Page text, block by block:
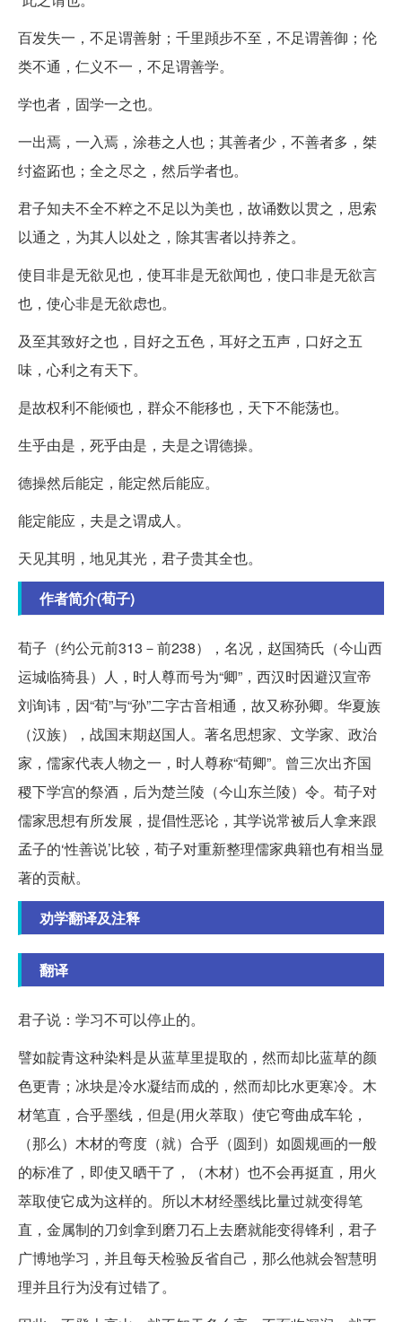
百发失一，不足谓善射；千里蹞步不至，不足谓善御；伦
类不通，仁义不一，不足谓善学。
学也者，固学一之也。
一出焉，一入焉，涂巷之人也；其善者少，不善者多，桀
纣盗跖也；全之尽之，然后学者也。
君子知夫不全不粹之不足以为美也，故诵数以贯之，思索
以通之，为其人以处之，除其害者以持养之。
使目非是无欲见也，使耳非是无欲闻也，使口非是无欲言
也，使心非是无欲虑也。
及至其致好之也，目好之五色，耳好之五声，口好之五
味，心利之有天下。
是故权利不能倾也，群众不能移也，天下不能荡也。
生乎由是，死乎由是，夫是之谓德操。
德操然后能定，能定然后能应。
能定能应，夫是之谓成人。
天见其明，地见其光，君子贵其全也。
作者简介(荀子)
荀子（约公元前313－前238），名况，赵国猗氏（今山西
运城临猗县）人，时人尊而号为“卿”，西汉时因避汉宣帝
刘询讳，因“荀”与“孙”二字古音相通，故又称孙卿。华夏族
（汉族），战国末期赵国人。著名思想家、文学家、政治
家，儒家代表人物之一，时人尊称“荀卿”。曾三次出齐国
稷下学宫的祭酒，后为楚兰陵（今山东兰陵）令。荀子对
儒家思想有所发展，提倡性恶论，其学说常被后人拿来跟
孟子的‘性善说’比较，荀子对重新整理儒家典籍也有相当显
著的贡献。
劝学翻译及注释
翻译
君子说：学习不可以停止的。
譬如靛青这种染料是从蓝草里提取的，然而却比蓝草的颜
色更青；冰块是冷水凝结而成的，然而却比水更寒冷。木
材笔直，合乎墨线，但是(用火萃取）使它弯曲成车轮，
（那么）木材的弯度（就）合乎（圆到）如圆规画的一般
的标准了，即使又晒干了，（木材）也不会再挺直，用火
萃取使它成为这样的。所以木材经墨线比量过就变得笔
直，金属制的刀剑拿到磨刀石上去磨就能变得锋利，君子
广博地学习，并且每天检验反省自己，那么他就会智慧明
理并且行为没有过错了。